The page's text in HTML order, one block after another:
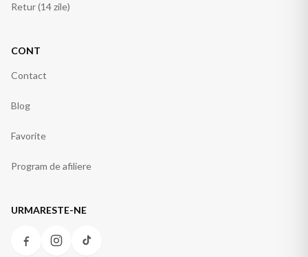
Retur (14 zile)
CONT
Contact
Blog
Favorite
Program de afiliere
URMARESTE-NE